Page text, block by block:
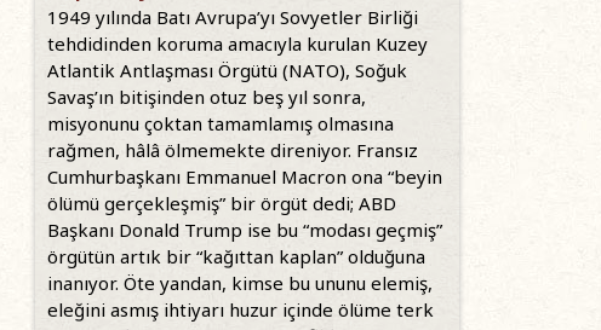
1949 yılında Batı Avrupa’yı Sovyetler Birliği
tehdidinden koruma amacıyla kurulan Kuzey
Atlantik Antlaşması Örgütü (NATO), Soğuk
Savaş’ın bitişinden otuz beş yıl sonra,
misyonunu çoktan tamamlamış olmasına
rağmen, hâlâ ölmemekte direniyor. Fransız
Cumhurbaşkanı Emmanuel Macron ona “beyin
ölümü gerçekleşmiş” bir örgüt dedi; ABD
Başkanı Donald Trump ise bu “modası geçmiş”
örgütün artık bir “kağıttan kaplan” olduğuna
inanıyor. Öte yandan, kimse bu ununu elemiş,
eleğini asmış ihtiyarı huzur içinde ölüme terk